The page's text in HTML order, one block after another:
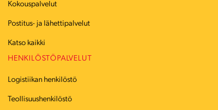
Kokouspalvelut
Postitus- ja lähettipalvelut
Katso kaikki
HENKILÖSTÖPALVELUT
Logistiikan henkilöstö
Teollisuushenkilöstö